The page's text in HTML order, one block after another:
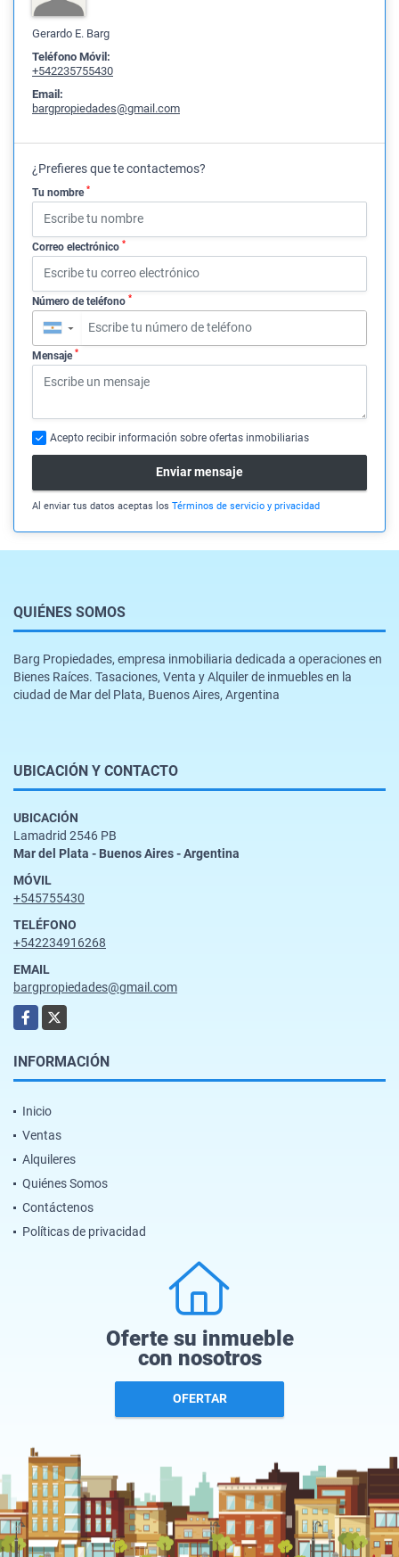
Gerardo E. Barg
Teléfono Móvil:
+542235755430
Email:
bargpropiedades@gmail.com
¿Prefieres que te contactemos?
Tu nombre *
Correo electrónico *
Número de teléfono *
▼
Mensaje *
Acepto recibir información sobre ofertas inmobiliarias
Enviar mensaje
Al enviar tus datos aceptas los Términos de servicio y privacidad
QUIÉNES SOMOS
Barg Propiedades, empresa inmobiliaria dedicada a operaciones en
Bienes Raíces. Tasaciones, Venta y Alquiler de inmuebles en la
ciudad de Mar del Plata, Buenos Aires, Argentina
UBICACIÓN Y CONTACTO
UBICACIÓN
Lamadrid 2546 PB
Mar del Plata - Buenos Aires - Argentina
MÓVIL
+545755430
TELÉFONO
+542234916268
EMAIL
bargpropiedades@gmail.com
Facebook
X
INFORMACIÓN
Inicio
Ventas
Alquileres
Quiénes Somos
Contáctenos
Políticas de privacidad
Oferte su inmueble
con nosotros
OFERTAR